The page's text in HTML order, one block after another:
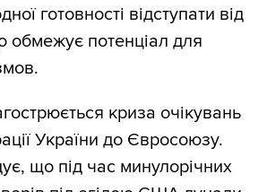
готовності відступати від
обмежує потенціал для
криза очікувань
України до Євросоюзу.
що під час минулорічних